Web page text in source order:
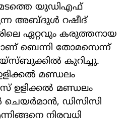
യുഡിഎഫ്
അബ്ദുൾ റഷീദ്
ഏറ്റവും കരുത്തനായ
ബെന്നി തോമസെന്ന്
കുറിച്ചു.
മണ്ഡലം
ഉളിക്കല്‍ മണ്ഡലം
ചെയര്‍മാന്‍, ഡിസിസി
നിരവധി